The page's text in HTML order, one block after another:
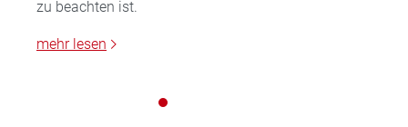
zu beachten ist.
mehr lesen